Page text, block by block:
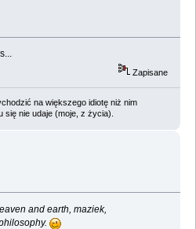
Zapisane
na większego idiotę niż nim
nie udaje (moje, z życia).
and earth, maziek,